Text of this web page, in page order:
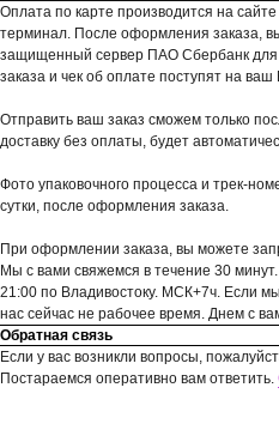
Оплата по карте производится на
терминал. После оформления заказа,
защищенный сервер ПАО Сбербанк для
заказа и чек об оплате поступят на ваш
Отправить ваш заказ сможем только
доставку без оплаты, будет
Фото упаковочного процесса и трек-
сутки, после оформления заказа.
При оформлении заказа, вы можете
Мы с вами свяжемся в течение 30
21:00 по Владивостоку. МСК+7ч. Если
нас сейчас не рабочее время. Днем с
Обратная связь
Если у вас возникли вопросы,
Постараемся оперативно вам ответить.